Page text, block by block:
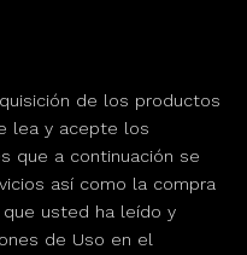
de los productos
lea y acepte los
que a continuación se
así como la compra
usted ha leído y
de Uso en el